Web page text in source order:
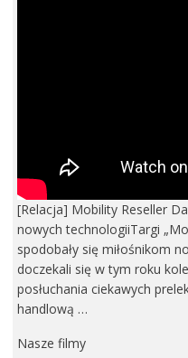
[Relacja] Mobility Reseller
nowych technologiiTargi
spodobały się miłośnikom
doczekali się w tym roku
posłuchania ciekawych
handlową …
Nasze filmy